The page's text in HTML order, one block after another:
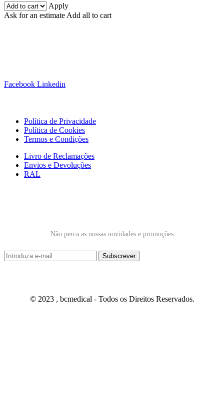
Apply
Ask for an estimate Add all to cart
Facebook Linkedin
Política de Privacidade
Política de Cookies
Termos e Condições
Livro de Reclamações
Envios e Devoluções
RAL
Não perca as nossas novidades e promoções
© 2023 , bcmedical - Todos os Direitos Reservados.